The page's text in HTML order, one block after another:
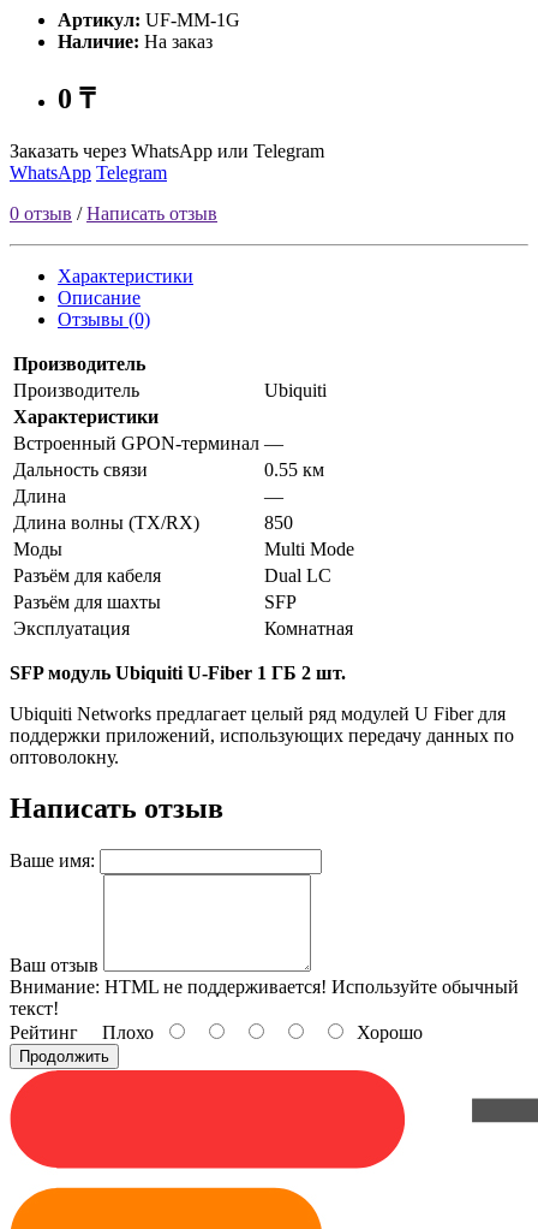
Артикул: UF-MM-1G
Наличие: На заказ
0 ₸
Заказать через WhatsApp или Telegram
WhatsApp Telegram
0 отзыв /Написать отзыв
Характеристики
Описание
Отзывы (0)
Производитель
Производитель
Ubiquiti
Характеристики
Встроенный GPON-терминал —
Дальность связи
0.55 км
Длина
—
Длина волны (TX/RX)
850
Моды
Multi Mode
Разъём для кабеля
Dual LC
Разъём для шахты
SFP
Эксплуатация
Комнатная
SFP модуль Ubiquiti U-Fiber 1 ГБ 2 шт.
Ubiquiti Networks предлагает целый ряд модулей U Fiber для
поддержки приложений, использующих передачу данных по
оптоволокну.
Написать отзыв
Ваше имя:
Ваш отзыв
Внимание: HTML не поддерживается! Используйте обычный
текст!
Рейтинг Плохо Хорошо
Продолжить